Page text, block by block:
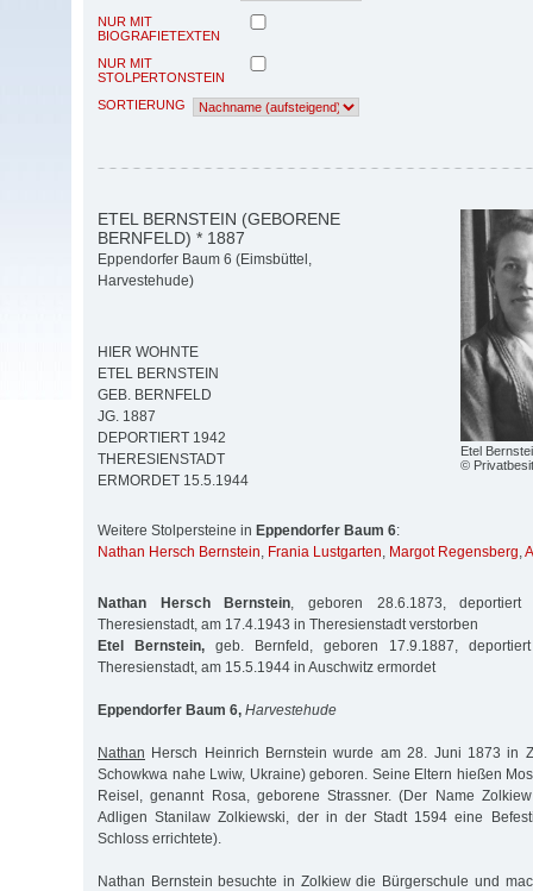
NUR MIT
BIOGRAFIETEXTEN
NUR MIT
STOLPERTONSTEIN
SORTIERUNG
Etel
©
ETEL BERNSTEIN (GEBORENE
BERNFELD) * 1887
Eppendorfer Baum 6 (Eimsbüttel,
Harvestehude)
HIER WOHNTE
ETEL BERNSTEIN
GEB. BERNFELD
JG. 1887
DEPORTIERT 1942
THERESIENSTADT
ERMORDET 15.5.1944
Weitere Stolpersteine in Eppendorfer Baum 6:
Nathan Hersch Bernstein, Frania Lustgarten, Margot Regensberg,
Nathan Hersch Bernstein , geboren 28.6.1873,
Theresienstadt, am 17.4.1943 in Theresienstadt verstorben
Etel Bernstein, geb. Bernfeld, geboren 17.9.1887,
Theresienstadt, am 15.5.1944 in Auschwitz ermordet
Eppendorfer Baum 6, Harvestehude
Nathan Hersch Heinrich Bernstein wurde am 28. Juni 1873 in
Schowkwa nahe Lwiw, Ukraine) geboren. Seine Eltern hießen
Reisel, genannt Rosa, geborene Strassner. (Der Name
Adligen Stanilaw Zolkiewski, der in der Stadt 1594 eine
Schloss errichtete).
Nathan Bernstein besuchte in Zolkiew die Bürgerschule und